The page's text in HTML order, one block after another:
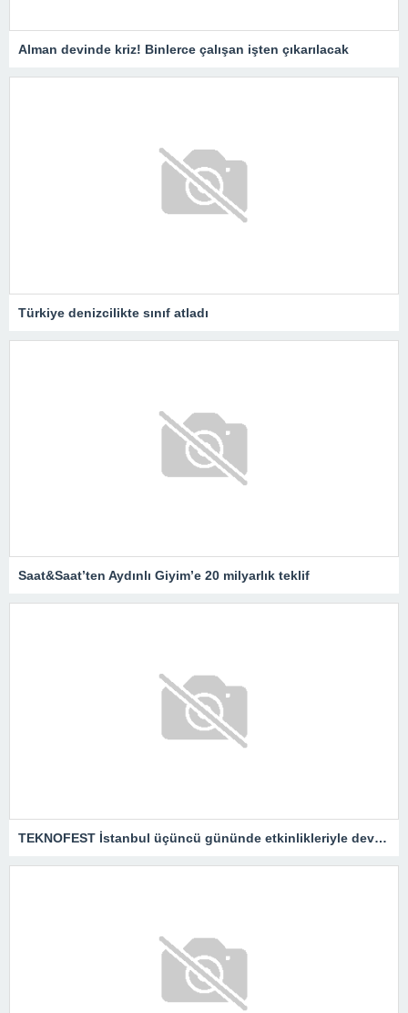
Alman devinde kriz! Binlerce çalışan işten çıkarılacak
Türkiye denizcilikte sınıf atladı
Saat&Saat’ten Aydınlı Giyim’e 20 milyarlık teklif
TEKNOFEST İstanbul üçüncü gününde etkinlikleriyle devam etti